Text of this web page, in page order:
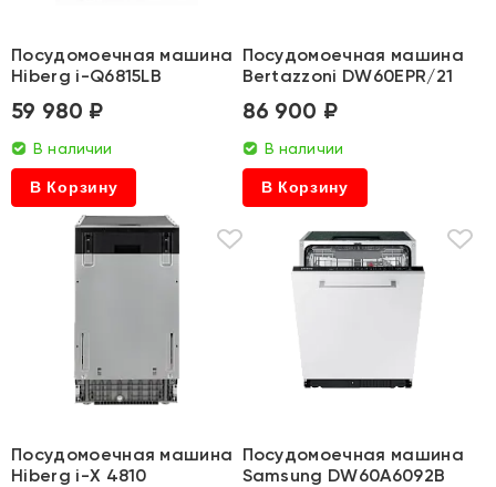
Посудомоечная машина
Hiberg i-Q6815LB
59 980 ₽
В наличии
В Корзину
Посудомоечная машина
Bertazzoni DW60EPR/21
86 900 ₽
В наличии
В Корзину
Посудомоечная машина
Hiberg i-X 4810
Посудомоечная машина
Samsung DW60A6092B